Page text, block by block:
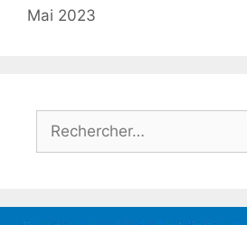
Mai 2023